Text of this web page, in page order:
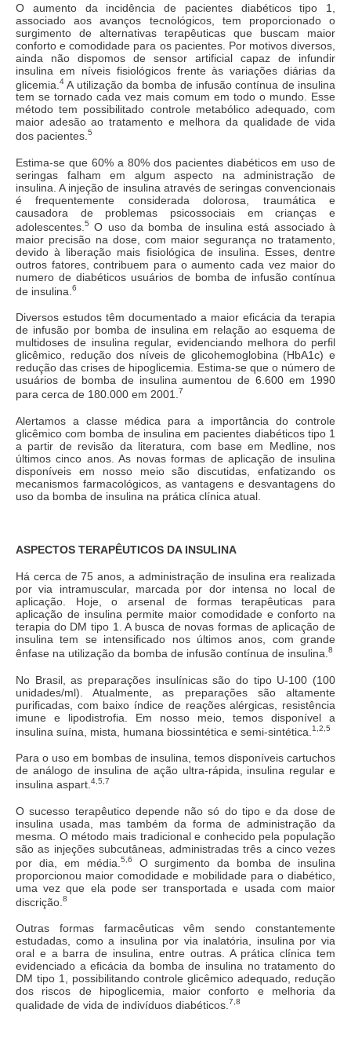
O aumento da incidência de pacientes diabéticos tipo 1,
associado aos avanços tecnológicos, tem proporcionado o
surgimento de alternativas terapêuticas que buscam maior
conforto e comodidade para os pacientes. Por motivos diversos,
ainda não dispomos de sensor artificial capaz de infundir
insulina em níveis fisiológicos frente às variações diárias da
glicemia. 4 A utilização da bomba de infusão contínua de insulina
tem se tornado cada vez mais comum em todo o mundo. Esse
método tem possibilitado controle metabólico adequado, com
maior adesão ao tratamento e melhora da qualidade de vida
dos pacientes. 5
Estima-se que 60% a 80% dos pacientes diabéticos em uso de
seringas falham em algum aspecto na administração de
insulina. A injeção de insulina através de seringas convencionais
é frequentemente considerada dolorosa, traumática e
causadora de problemas psicossociais em crianças e
adolescentes. 5
O uso da bomba de insulina está associado à
maior precisão na dose, com maior segurança no tratamento,
devido à liberação mais fisiológica de insulina. Esses, dentre
outros fatores, contribuem para o aumento cada vez maior do
numero de diabéticos usuários de bomba de infusão contínua
de insulina. 6
Diversos estudos têm documentado a maior eficácia da terapia
de infusão por bomba de insulina em relação ao esquema de
multidoses de insulina regular, evidenciando melhora do perfil
glicêmico, redução dos níveis de glicohemoglobina (HbA1c) e
redução das crises de hipoglicemia. Estima-se que o número de
usuários de bomba de insulina aumentou de 6.600 em 1990
para cerca de 180.000 em 2001.
7
Alertamos a classe médica para a importância do controle
glicêmico com bomba de insulina em pacientes diabéticos tipo 1
a partir de revisão da literatura, com base em Medline, nos
últimos cinco anos. As novas formas de aplicação de insulina
disponíveis em nosso meio são discutidas, enfatizando os
mecanismos farmacológicos, as vantagens e desvantagens do
uso da bomba de insulina na prática clínica atual.
ASPECTOS TERAPÊUTICOS DA INSULINA
Há cerca de 75 anos, a administração de insulina era realizada
por via intramuscular, marcada por dor intensa no local de
aplicação. Hoje, o arsenal de formas terapêuticas para
aplicação de insulina permite maior comodidade e conforto na
terapia do DM tipo 1. A busca de novas formas de aplicação de
insulina tem se intensificado nos últimos anos, com grande
ênfase na utilização da bomba de infusão contínua de insulina. 8
No Brasil, as preparações insulínicas são do tipo U-100 (100
unidades/ml). Atualmente, as preparações são altamente
purificadas, com baixo índice de reações alérgicas, resistência
imune e lipodistrofia. Em nosso meio, temos disponível a
insulina suína, mista, humana biossintética e semi-sintética. 1,2,5
Para o uso em bombas de insulina, temos disponíveis cartuchos
de análogo de insulina de ação ultra-rápida, insulina regular e
insulina aspart. 4,5,7
O sucesso terapêutico depende não só do tipo e da dose de
insulina usada, mas também da forma de administração da
mesma. O método mais tradicional e conhecido pela população
são as injeções subcutâneas, administradas três a cinco vezes
por dia, em média. 5,6
O surgimento da bomba de insulina
proporcionou maior comodidade e mobilidade para o diabético,
uma vez que ela pode ser transportada e usada com maior
discrição. 8
Outras formas farmacêuticas vêm sendo constantemente
estudadas, como a insulina por via inalatória, insulina por via
oral e a barra de insulina, entre outras. A prática clínica tem
evidenciado a eficácia da bomba de insulina no tratamento do
DM tipo 1, possibilitando controle glicêmico adequado, redução
dos riscos de hipoglicemia, maior conforto e melhoria da
qualidade de vida de indivíduos diabéticos. 7,8